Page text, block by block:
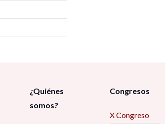
sur
(1)
¿Quiénes
somos?
Congresos
X Congreso